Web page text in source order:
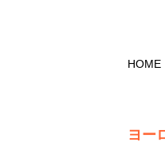
HOME
ヨー